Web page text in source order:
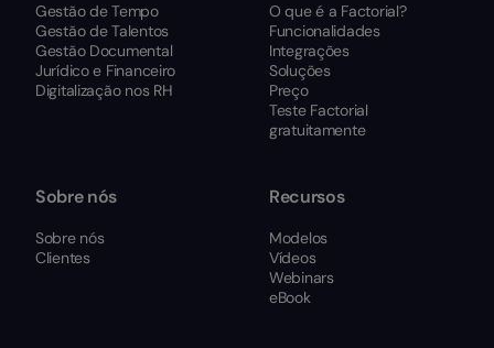
Gestão de Tempo
Gestão de Talentos
Gestão Documental
Jurídico e Financeiro
Digitalização nos RH
O que é a Factorial?
Funcionalidades
Integrações
Soluções
Preço
Teste Factorial
gratuitamente
Sobre nós
Sobre nós
Clientes
Recursos
Modelos
Vídeos
Webinars
eBook